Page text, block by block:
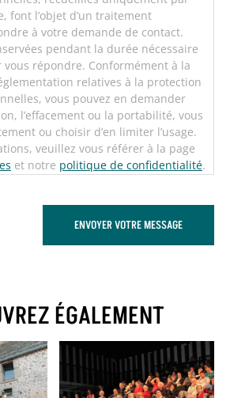
font l’objet d’un traitement
à votre demande de contact.
pendant la durée nécessaire
vous répondre. Conformément à la
relatives à la protection
vous pouvez en demander
l’effacement ou la portabilité, vous
ou choisir d’en limiter l’usage.
veuillez vous référer à la page
et notre politique de confidentialité.
ENVOYER VOTRE MESSAGE
ÉGALEMENT